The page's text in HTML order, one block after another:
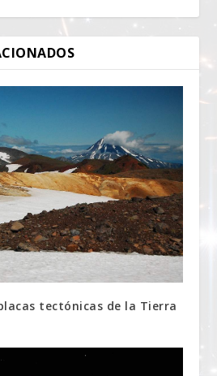
tectónicas de la Tierra